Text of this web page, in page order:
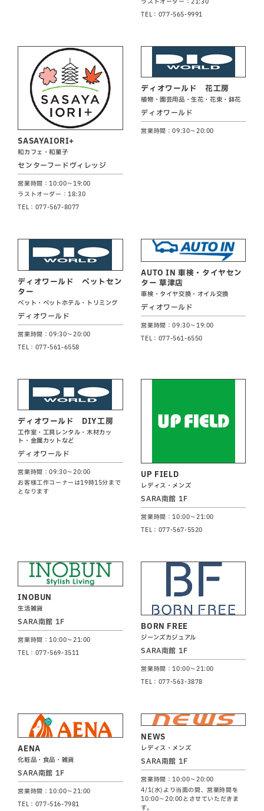
TEL：077-565-9991
SASAYAIORI+
和カフェ・和菓子
センターフードヴィレッジ
営業時間：10:00～19:00
ラストオーダー：18:30
TEL：077-567-8077
ディオワールド 花工房
植物・園芸用品・生花・花束・鉢花
ディオワールド
営業時間：09:30～20:00
ディオワールド ペットセン
ター
ペット・ペットホテル・トリミング
ディオワールド
営業時間：09:30～20:00
TEL：077-561-6558
AUTO IN 車検・タイヤセン
ター 草津店
車検・タイヤ交換・オイル交換
ディオワールド
営業時間：09:30～19:00
TEL：077-561-6550
ディオワールド DIY工房
工作室・工具レンタル・木材カッ
ト・金属カットなど
ディオワールド
営業時間：09:30～20:00
お客様工作コーナーは19時15分まで
となります
UP FIELD
レディス・メンズ
SARA南館 1F
営業時間：10:00～21:00
TEL：077-567-5520
INOBUN
生活雑貨
SARA南館 1F
営業時間：10:00～21:00
TEL：077-569-3511
BORN FREE
ジーンズカジュアル
SARA南館 1F
営業時間：10:00～21:00
TEL：077-563-3878
AENA
化粧品・食品・雑貨
SARA南館 1F
営業時間：10:00～21:00
TEL：077-516-7981
NEWS
レディス・メンズ
SARA南館 1F
営業時間：10:00～20:00
4/1(水)より当面の間、営業時間を
10:00～20:00とさせていただきま
す。